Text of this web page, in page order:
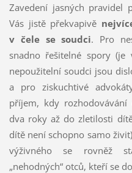
Zavedení jasných pravidel
Vás jistě překvapivě
v čele se soudci. Pro
snadno řešitelné spory (je
nepoužitelní soudci jsou
a pro ziskuchtivé
příjem, kdy
dva roky až do zletilosti
dítě není schopno samo
výživného se rovněž
„nehodných“ otců, kteří se